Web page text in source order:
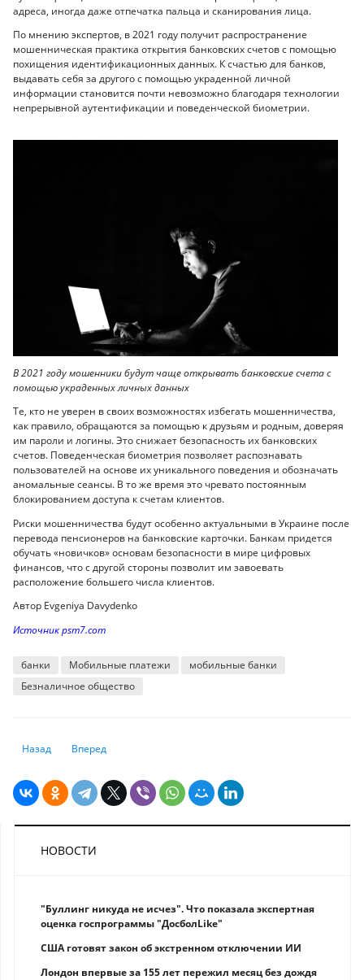
адреса, иногда даже отпечатка пальца и сканирования лица.
По мнению экспертов, в 2021 году получит распространение
мошенническая практика открытия банковских счетов с помощью
похищения идентификационных данных. К счастью для банков,
выдавать себя за другого с помощью украденной личной
информации становится почти невозможно благодаря технологии
непрерывной аутентификации и поведенческой биометрии.
В 2021 году мошенники будут чаще открывать банковские счета с
помощью украденных личных данных
Те, кто не уверен в своих возможностях избегать мошенничества,
как правило, обращаются за помощью к друзьям и родным, доверяя
им пароли и логины. Это снижает безопасность их банковских
счетов. Поведенческая биометрия позволяет распознавать
пользователей на основе их уникального поведения и обозначать
аномальные сеансы. В то же время это чревато постоянным
блокированием доступа к счетам клиентов.
Риски мошенничества будут особенно актуальными в Украине после
перевода пенсионеров на банковские карточки. Банкам придется
обучать «новичков» основам безопасности в мире цифровых
финансов, что с другой стороны позволит им завоевать
расположение большего числа клиентов.
Автор Evgeniya Davydenko
Источник psm7.com
банки Мобильные платежи
мобильные банки
Безналичное общество
Предыдущий: Получить кредит онлайн на подставное лицо станет
Назад Следующий: Что будут делать с казахстанцами,
Вперед
НОВОСТИ
"Буллинг никуда не исчез". Что показала экспертная
оценка госпрограммы "ДосболLike"
США готовят закон об экстренном отключении ИИ
Лондон впервые за 155 лет пережил месяц без дождя